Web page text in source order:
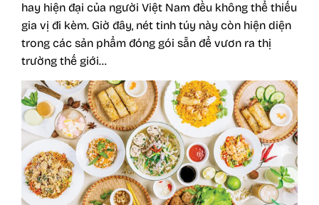
hay hiện đại của người Việt Nam đều không thể thiếu
gia vị đi kèm. Giờ đây, nét tinh túy này còn hiện diện
trong các sản phẩm đóng gói sẵn để vươn ra thị
trường thế giới…